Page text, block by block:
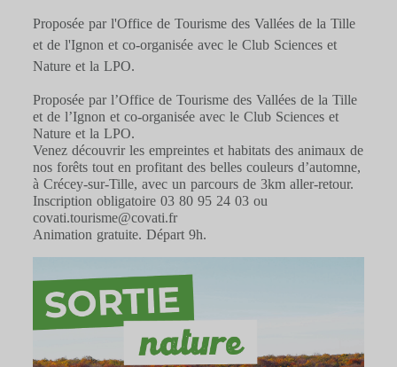
Proposée par l'Office de Tourisme des Vallées de la Tille
et de l'Ignon et co-organisée avec le Club Sciences et
Nature et la LPO.
Proposée par l’Office de Tourisme des Vallées de la Tille
et de l’Ignon et co-organisée avec le Club Sciences et
Nature et la LPO.
Venez découvrir les empreintes et habitats des animaux de
nos forêts tout en profitant des belles couleurs d’automne,
à Crécey-sur-Tille, avec un parcours de 3km aller-retour.
Inscription obligatoire 03 80 95 24 03 ou
covati.tourisme@covati.fr
Animation gratuite. Départ 9h.